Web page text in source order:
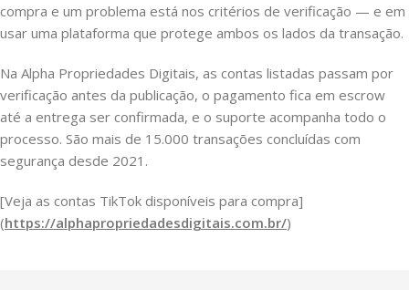
compra e um problema está nos critérios de verificação — e em
usar uma plataforma que protege ambos os lados da transação.
Na Alpha Propriedades Digitais, as contas listadas passam por
verificação antes da publicação, o pagamento fica em escrow
até a entrega ser confirmada, e o suporte acompanha todo o
processo. São mais de 15.000 transações concluídas com
segurança desde 2021.
[Veja as contas TikTok disponíveis para compra]
(https://alphapropriedadesdigitais.com.br/)